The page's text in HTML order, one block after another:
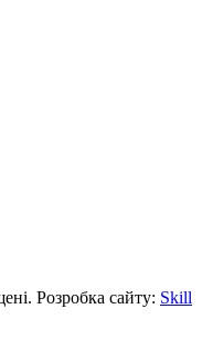
Розробка сайту: Skill